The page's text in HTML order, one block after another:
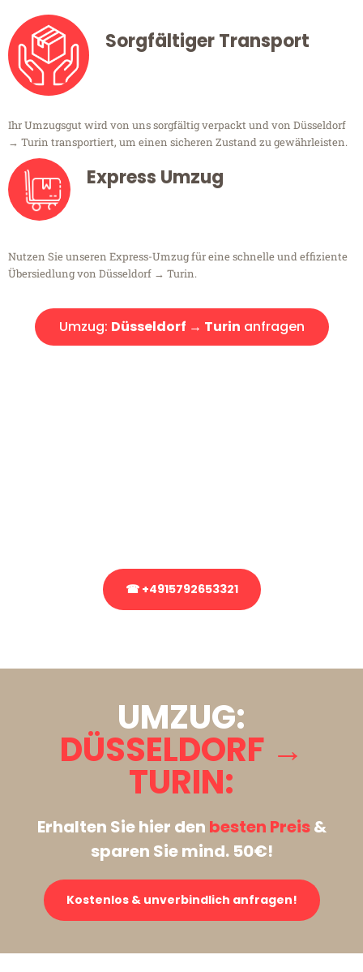
Sorgfältiger Transport
Ihr Umzugsgut wird von uns sorgfältig verpackt und von Düsseldorf
→ Turin transportiert, um einen sicheren Zustand zu gewährleisten.
Express Umzug
Nutzen Sie unseren Express-Umzug für eine schnelle und effiziente
Übersiedlung von Düsseldorf → Turin.
Umzug: Düsseldorf → Turin anfragen
☎ +4915792653321
UMZUG:
DÜSSELDORF →
TURIN:
Erhalten Sie hier den besten Preis&
sparen Sie mind. 50€!
Kostenlos & unverbindlich anfragen!